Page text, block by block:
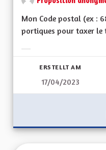
Mon Code postal (ex :
portiques pour taxer le
ERSTELLT AM
17/04/2023